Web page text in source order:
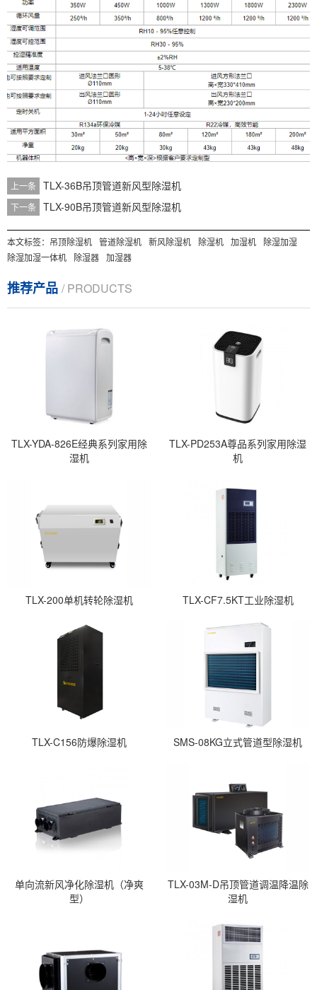
上一条 TLX-36B吊顶管道新风型除湿机
下一条 TLX-90B吊顶管道新风型除湿机
本文标签： 吊顶除湿机 管道除湿机 新风除湿机 除湿机 加湿机
除湿加湿
除湿加湿一体机
除湿器 加湿器
推荐产品 / PRODUCTS
TLX-YDA-826E经典系列家用除
湿机
TLX-PD253A尊品系列家用除湿
机
TLX-200单机转轮除湿机 TLX-CF7.5KT工业除湿机
TLX-C156防爆除湿机 SMS-08KG立式管道型除湿机
单向流新风净化除湿机（净爽
型）
TLX-03M-D吊顶管道调温降温除
湿机